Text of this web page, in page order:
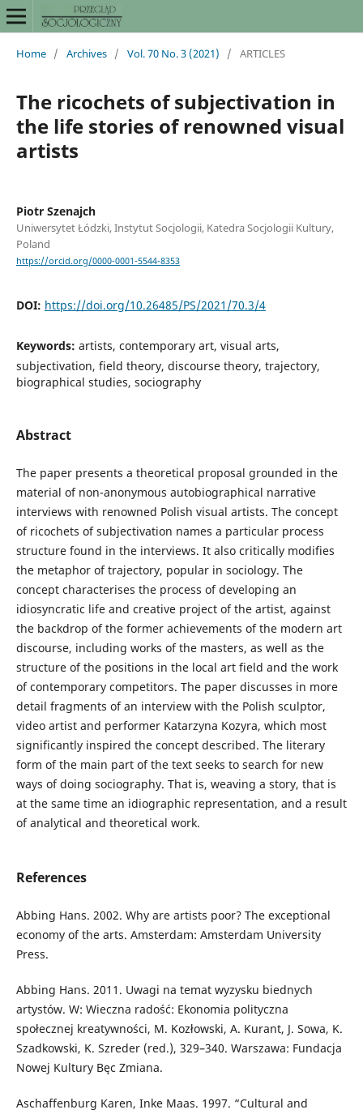
Home / Archives / Vol. 70 No. 3 (2021) / ARTICLES
The ricochets of subjectivation in
the life stories of renowned visual
artists
Piotr Szenajch
Uniwersytet Łódzki, Instytut Socjologii, Katedra Socjologii Kultury,
Poland
https://orcid.org/0000-0001-5544-8353
DOI: https://doi.org/10.26485/PS/2021/70.3/4
Keywords: artists, contemporary art, visual arts,
subjectivation, field theory, discourse theory, trajectory,
biographical studies, sociography
Abstract
The paper presents a theoretical proposal grounded in the
material of non-anonymous autobiographical narrative
interviews with renowned Polish visual artists. The concept
of ricochets of subjectivation names a particular process
structure found in the interviews. It also critically modifies
the metaphor of trajectory, popular in sociology. The
concept characterises the process of developing an
idiosyncratic life and creative project of the artist, against
the backdrop of the former achievements of the modern art
discourse, including works of the masters, as well as the
structure of the positions in the local art field and the work
of contemporary competitors. The paper discusses in more
detail fragments of an interview with the Polish sculptor,
video artist and performer Katarzyna Kozyra, which most
significantly inspired the concept described. The literary
form of the main part of the text seeks to search for new
ways of doing sociography. That is, weaving a story, that is
at the same time an idiographic representation, and a result
of analytical and theoretical work.
References
Abbing Hans. 2002. Why are artists poor? The exceptional
economy of the arts. Amsterdam: Amsterdam University
Press.
Abbing Hans. 2011. Uwagi na temat wyzysku biednych
artystów. W: Wieczna radość: Ekonomia polityczna
społecznej kreatywności, M. Kozłowski, A. Kurant, J. Sowa, K.
Szadkowski, K. Szreder (red.), 329–340. Warszawa: Fundacja
Nowej Kultury Bęc Zmiana.
Aschaffenburg Karen, Inke Maas. 1997. “Cultural and